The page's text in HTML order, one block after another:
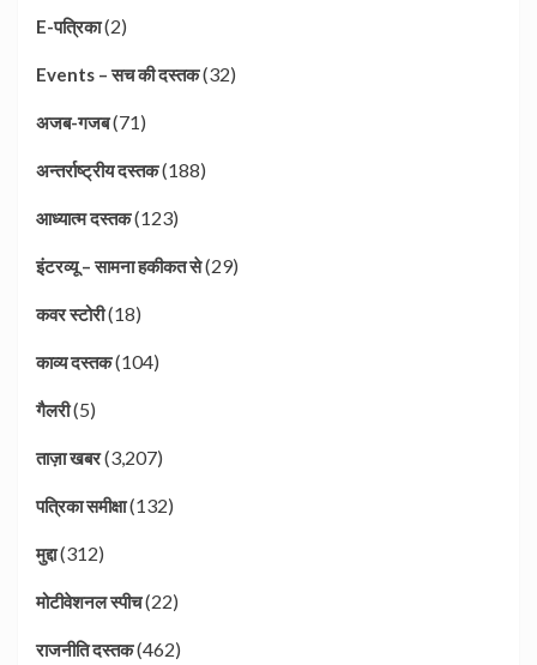
E-पत्रिका(2)
Events – सच की दस्तक(32)
अजब-गजब(71)
अन्तर्राष्ट्रीय दस्तक(188)
आध्यात्म दस्तक(123)
इंटरव्यू – सामना हकीकत से(29)
कवर स्टोरी(18)
काव्य दस्तक(104)
गैलरी(5)
ताज़ा खबर(3,207)
पत्रिका समीक्षा(132)
मुद्दा(312)
मोटीवेशनल स्पीच(22)
राजनीति दस्तक(462)